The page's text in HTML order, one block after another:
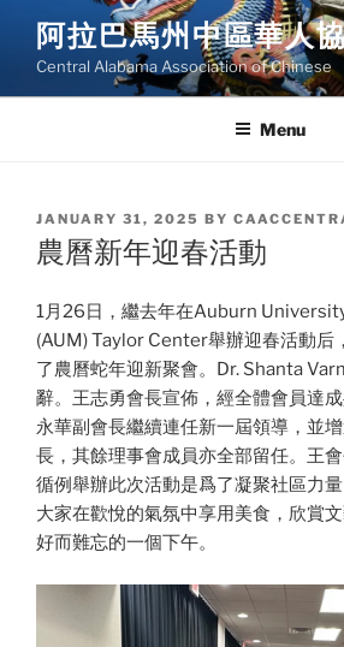
content
阿拉巴馬州中區華人
Central Alabama Association of Chinese
Menu
POSTED
ON
JANUARY 31, 2025 BY
農曆新年迎春活動
1月26日，繼去年在Auburn
(AUM) Taylor Center舉辦迎春活動后
了農曆蛇年迎新聚會。Dr. Shanta
辭。王志勇會長宣佈，經全體會員達
永華副會長繼續連任新一屆領導，並
長，其餘理事會成員亦全部留任。王
循例舉辦此次活動是爲了凝聚社區力量
大家在歡悅的氣氛中享用美食，欣賞
好而難忘的一個下午。